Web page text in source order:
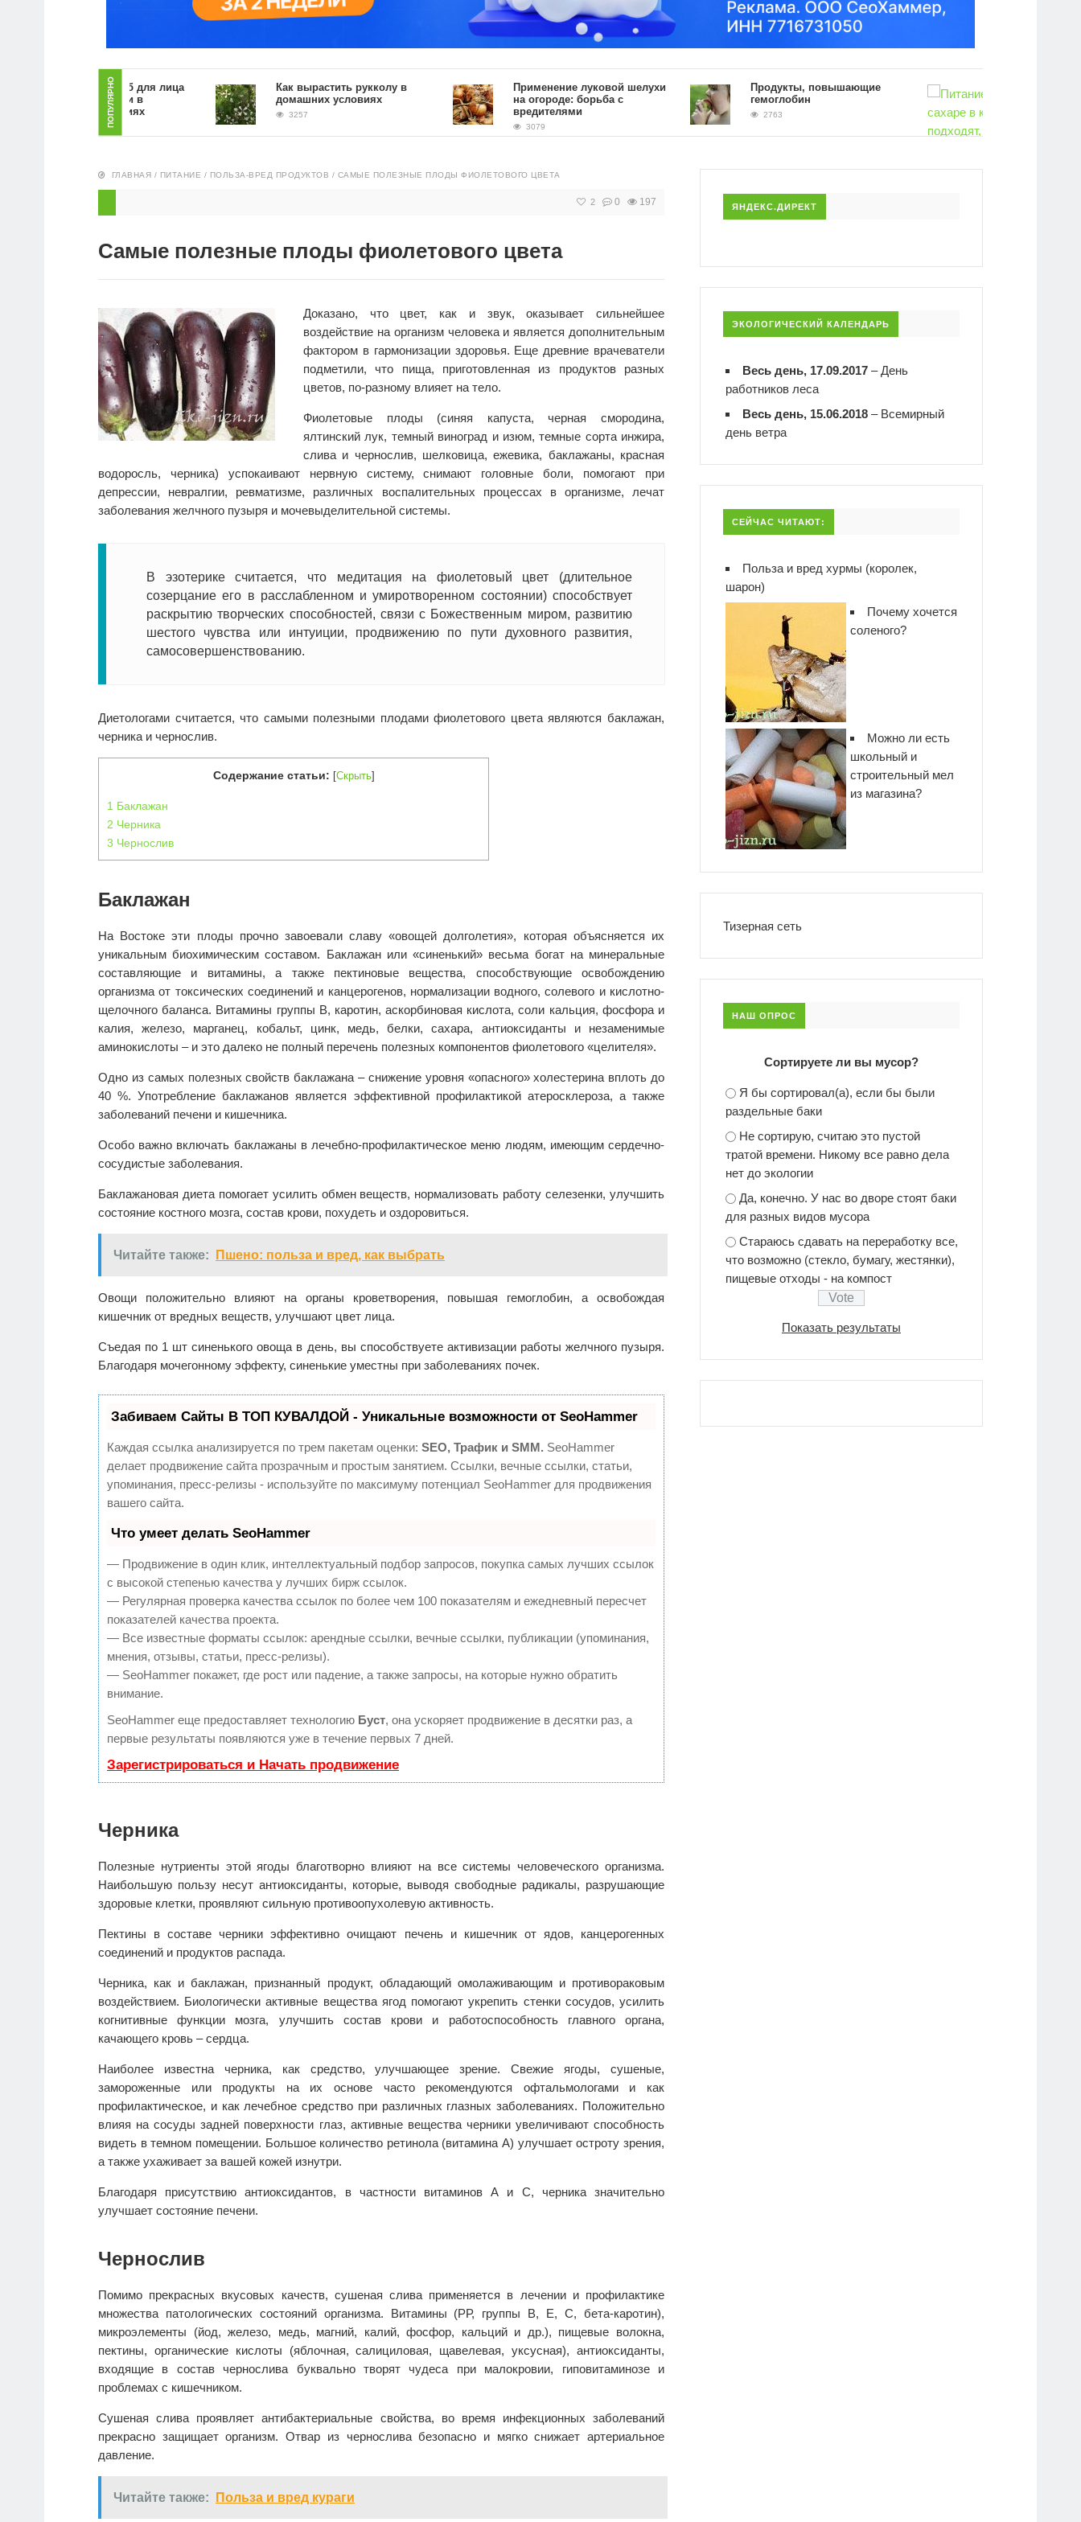
ПОПУЛЯРНО
Как сделать скраб для лица
из кофейной гущи в
домашних условиях
Как вырастить рукколу в
домашних условиях
3257
Применение луковой шелухи
на огороде: борьба с
вредителями
3079
Продукты, повышающие
гемоглобин
2763
ГЛАВНАЯ / ПИТАНИЕ / ПОЛЬЗА-ВРЕД ПРОДУКТОВ / САМЫЕ ПОЛЕЗНЫЕ ПЛОДЫ ФИОЛЕТОВОГО ЦВЕТА
2 0 197
Самые полезные плоды фиолетового цвета
Доказано, что цвет, как и звук, оказывает сильнейшее
воздействие на организм человека и является дополнительным
фактором в гармонизации здоровья. Еще древние врачеватели
подметили, что пища, приготовленная из продуктов разных
цветов, по-разному влияет на тело.
Фиолетовые плоды (синяя капуста, черная смородина,
ялтинский лук, темный виноград и изюм, темные сорта инжира,
слива и чернослив, шелковица, ежевика, баклажаны, красная
водоросль, черника) успокаивают нервную систему, снимают головные боли, помогают при
депрессии, невралгии, ревматизме, различных воспалительных процессах в организме, лечат
заболевания желчного пузыря и мочевыделительной системы.
В эзотерике считается, что медитация на фиолетовый цвет (длительное
созерцание его в расслабленном и умиротворенном состоянии) способствует
раскрытию творческих способностей, связи с Божественным миром, развитию
шестого чувства или интуиции, продвижению по пути духовного развития,
самосовершенствованию.
Диетологами считается, что самыми полезными плодами фиолетового цвета являются баклажан,
черника и чернослив.
Содержание статьи: [Скрыть]
1 Баклажан
2 Черника
3 Чернослив
Баклажан
На Востоке эти плоды прочно завоевали славу «овощей долголетия», которая объясняется их
уникальным биохимическим составом. Баклажан или «синенький» весьма богат на минеральные
составляющие и витамины, а также пектиновые вещества, способствующие освобождению
организма от токсических соединений и канцерогенов, нормализации водного, солевого и кислотно-
щелочного баланса. Витамины группы В, каротин, аскорбиновая кислота, соли кальция, фосфора и
калия, железо, марганец, кобальт, цинк, медь, белки, сахара, антиоксиданты и незаменимые
аминокислоты – и это далеко не полный перечень полезных компонентов фиолетового «целителя».
Одно из самых полезных свойств баклажана – снижение уровня «опасного» холестерина вплоть до
40 %. Употребление баклажанов является эффективной профилактикой атеросклероза, а также
заболеваний печени и кишечника.
Особо важно включать баклажаны в лечебно-профилактическое меню людям, имеющим сердечно-
сосудистые заболевания.
Баклажановая диета помогает усилить обмен веществ, нормализовать работу селезенки, улучшить
состояние костного мозга, состав крови, похудеть и оздоровиться.
Читайте также: Пшено: польза и вред, как выбрать
Овощи положительно влияют на органы кроветворения, повышая гемоглобин, а освобождая
кишечник от вредных веществ, улучшают цвет лица.
Съедая по 1 шт синенького овоща в день, вы способствуете активизации работы желчного пузыря.
Благодаря мочегонному эффекту, синенькие уместны при заболеваниях почек.
Забиваем Сайты В ТОП КУВАЛДОЙ - Уникальные возможности от SeoHammer
Каждая ссылка анализируется по трем пакетам оценки: SEO, Трафик и SMM. SeoHammer
делает продвижение сайта прозрачным и простым занятием. Ссылки, вечные ссылки, статьи,
упоминания, пресс-релизы - используйте по максимуму потенциал SeoHammer для продвижения
вашего сайта.
Что умеет делать SeoHammer
— Продвижение в один клик, интеллектуальный подбор запросов, покупка самых лучших ссылок
с высокой степенью качества у лучших бирж ссылок.
— Регулярная проверка качества ссылок по более чем 100 показателям и ежедневный пересчет
показателей качества проекта.
— Все известные форматы ссылок: арендные ссылки, вечные ссылки, публикации (упоминания,
мнения, отзывы, статьи, пресс-релизы).
— SeoHammer покажет, где рост или падение, а также запросы, на которые нужно обратить
внимание.
SeoHammer еще предоставляет технологию Буст, она ускоряет продвижение в десятки раз, а
первые результаты появляются уже в течение первых 7 дней.
Зарегистрироваться и Начать продвижение
Черника
Полезные нутриенты этой ягоды благотворно влияют на все системы человеческого организма.
Наибольшую пользу несут антиоксиданты, которые, выводя свободные радикалы, разрушающие
здоровые клетки, проявляют сильную противоопухолевую активность.
Пектины в составе черники эффективно очищают печень и кишечник от ядов, канцерогенных
соединений и продуктов распада.
Черника, как и баклажан, признанный продукт, обладающий омолаживающим и противораковым
воздействием. Биологически активные вещества ягод помогают укрепить стенки сосудов, усилить
когнитивные функции мозга, улучшить состав крови и работоспособность главного органа,
качающего кровь – сердца.
Наиболее известна черника, как средство, улучшающее зрение. Свежие ягоды, сушеные,
замороженные или продукты на их основе часто рекомендуются офтальмологами и как
профилактическое, и как лечебное средство при различных глазных заболеваниях. Положительно
влияя на сосуды задней поверхности глаз, активные вещества черники увеличивают способность
видеть в темном помещении. Большое количество ретинола (витамина А) улучшает остроту зрения,
а также ухаживает за вашей кожей изнутри.
Благодаря присутствию антиоксидантов, в частности витаминов А и С, черника значительно
улучшает состояние печени.
Чернослив
Помимо прекрасных вкусовых качеств, сушеная слива применяется в лечении и профилактике
множества патологических состояний организма. Витамины (РР, группы В, Е, С, бета-каротин),
микроэлементы (йод, железо, медь, магний, калий, фосфор, кальций и др.), пищевые волокна,
пектины, органические кислоты (яблочная, салициловая, щавелевая, уксусная), антиоксиданты,
входящие в состав чернослива буквально творят чудеса при малокровии, гиповитаминозе и
проблемах с кишечником.
Сушеная слива проявляет антибактериальные свойства, во время инфекционных заболеваний
прекрасно защищает организм. Отвар из чернослива безопасно и мягко снижает артериальное
давление.
Читайте также: Польза и вред кураги
ЯНДЕКС.ДИРЕКТ
ЭКОЛОГИЧЕСКИЙ КАЛЕНДАРЬ
Весь день, 17.09.2017 –День
работников леса
Весь день, 15.06.2018 – Всемирный
день ветра
СЕЙЧАС ЧИТАЮТ:
Польза и вред хурмы (королек,
шарон)
Почему хочется
соленого?
Можно ли есть
школьный и
строительный мел
из магазина?
Тизерная сеть
НАШ ОПРОС
Сортируете ли вы мусор?
Я бы сортировал(а), если бы были
раздельные баки
Не сортирую, считаю это пустой
тратой времени. Никому все равно дела
нет до экологии
Да, конечно. У нас во дворе стоят баки
для разных видов мусора
Стараюсь сдавать на переработку все,
что возможно (стекло, бумагу, жестянки),
пищевые отходы - на компост
Показать результаты